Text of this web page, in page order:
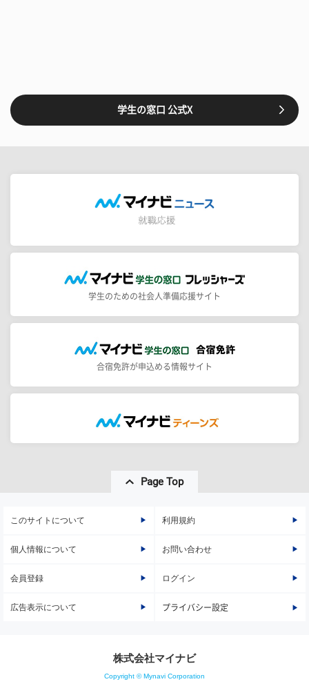
学生の窓口 公式X
学生のための社会人準備応援サイト
合宿免許が申込める情報サイト
Page Top
このサイトについて 利用規約
個人情報について お問い合わせ
会員登録 ログイン
広告表示について プライバシー設定
株式会社マイナビ
Copyright © Mynavi Corporation